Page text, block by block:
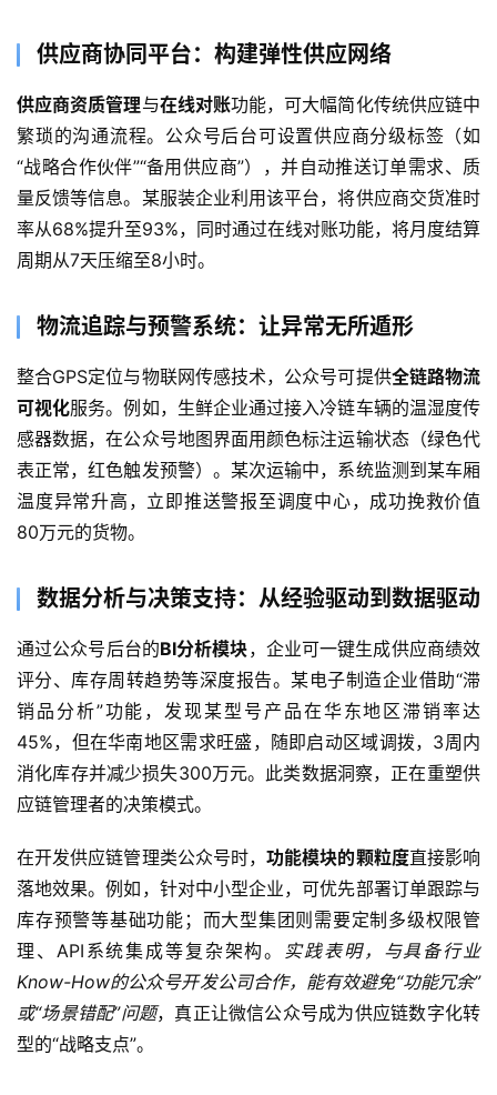
首
页
于
案
例
服
务
开
发
微
信
开
发
程
序
开
发
网
站
开
供应商协同平台：构建弹性供应网络
供应商资质管理与在线对账功能，可大幅简化传统供应链中
繁琐的沟通流程。公众号后台可设置供应商分级标签（如
“战略合作伙伴”“备用供应商”），并自动推送订单需求、质
量反馈等信息。某服装企业利用该平台，将供应商交货准时
率从68%提升至93%，同时通过在线对账功能，将月度结算
周期从7天压缩至8小时。
物流追踪与预警系统：让异常无所遁形
整合GPS定位与物联网传感技术，公众号可提供全链路物流
可视化服务。例如，生鲜企业通过接入冷链车辆的温湿度传
感器数据，在公众号地图界面用颜色标注运输状态（绿色代
表正常，红色触发预警）。某次运输中，系统监测到某车厢
温度异常升高，立即推送警报至调度中心，成功挽救价值
80万元的货物。
数据分析与决策支持：从经验驱动到数据驱动
通过公众号后台的BI分析模块，企业可一键生成供应商绩效
评分、库存周转趋势等深度报告。某电子制造企业借助“滞
销品分析”功能，发现某型号产品在华东地区滞销率达
45%，但在华南地区需求旺盛，随即启动区域调拨，3周内
消化库存并减少损失300万元。此类数据洞察，正在重塑供
应链管理者的决策模式。
在开发供应链管理类公众号时，功能模块的颗粒度直接影响
落地效果。例如，针对中小型企业，可优先部署订单跟踪与
库存预警等基础功能；而大型集团则需要定制多级权限管
理、API系统集成等复杂架构。 实践表明，与具备行业
Know-How的公众号开发公司合作，能有效避免“功能冗余”
或“场景错配”问题，真正让微信公众号成为供应链数字化转
型的“战略支点”。